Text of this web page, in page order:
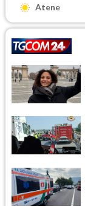
Atene